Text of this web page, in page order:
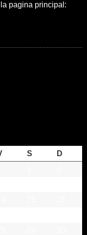
pagina principal:
S
D